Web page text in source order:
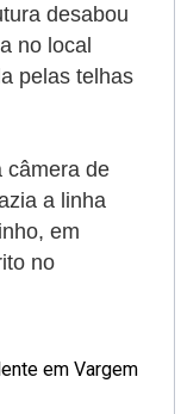
desabou
no local
pelas telhas
câmera de
a linha
em
no